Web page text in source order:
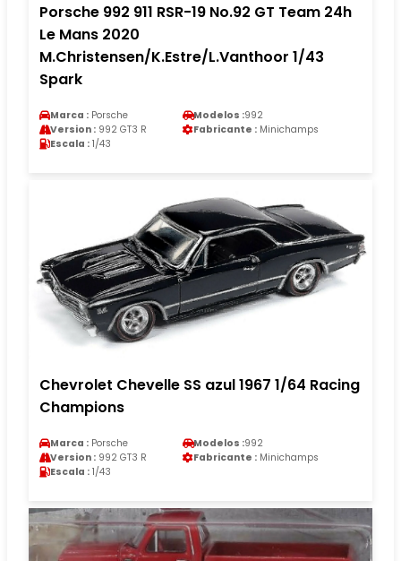
Porsche 992 911 RSR-19 No.92 GT Team 24h
Le Mans 2020
M.Christensen/K.Estre/L.Vanthoor 1/43
Spark
Marca : Porsche Modelos :992
Version : 992 GT3 R Fabricante : Minichamps
Escala : 1/43
Chevrolet Chevelle SS azul 1967 1/64 Racing
Champions
Marca : Porsche Modelos :992
Version : 992 GT3 R Fabricante : Minichamps
Escala : 1/43